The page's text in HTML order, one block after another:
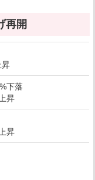
再開
昇
下落
昇
昇